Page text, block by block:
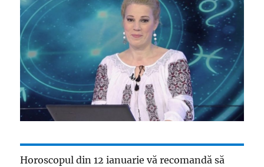
Horoscopul din 12 ianuarie vă recomandă să